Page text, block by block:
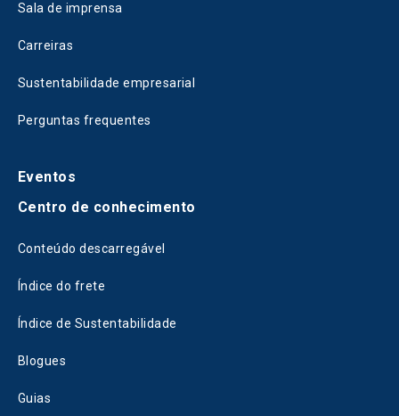
Sala de imprensa
Carreiras
Sustentabilidade empresarial
Perguntas frequentes
Eventos
Centro de conhecimento
Conteúdo descarregável
Índice do frete
Índice de Sustentabilidade
Blogues
Guias